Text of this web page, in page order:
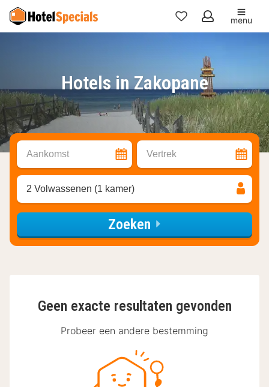
Mijn
menu
Hotels in Zakopane
Aankomst Vertrek
2 Volwassenen (1 kamer)
Zoeken
Geen exacte resultaten gevonden
Probeer een andere bestemming